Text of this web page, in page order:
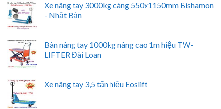
Xe nâng tay 3000kg càng 550x1150mm Bishamon
- Nhật Bản
Bàn nâng tay 1000kg nâng cao 1m hiệu TW-
LIFTER Đài Loan
Xe nâng tay 3,5 tấn hiệu Eoslift